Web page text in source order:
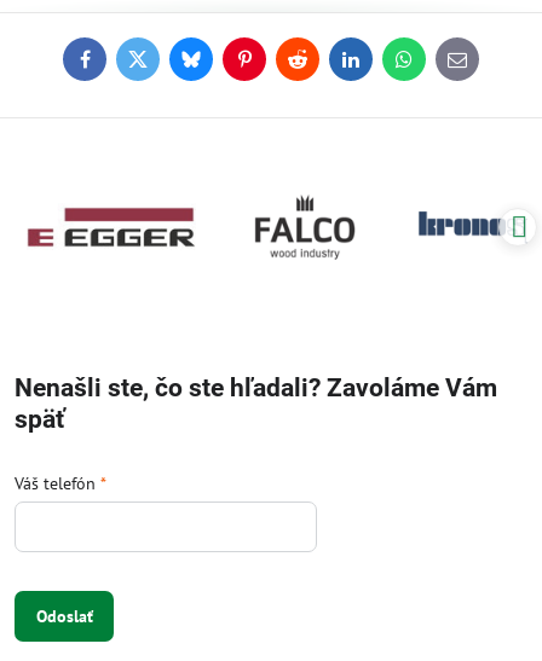
FacebookTwitterBlueskyPinterestReddit LinkedInWhatsApp
E-
mail
Nenašli ste, čo ste hľadali? Zavoláme Vám
späť
Váš telefón *
Odoslať